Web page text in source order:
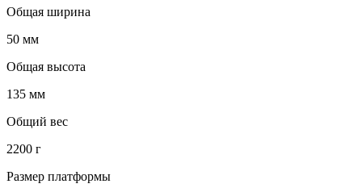
Общая ширина
50 мм
Общая высота
135 мм
Общий вес
2200 г
Размер платформы